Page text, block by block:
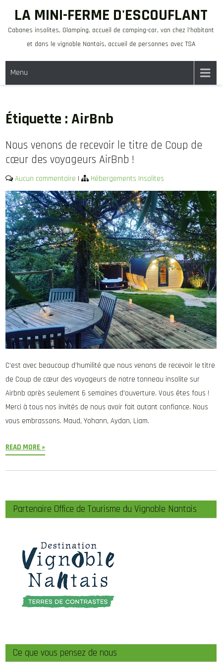
content
LA MINI-FERME D'ESCOUFLANT
Cabanes insolites, Glamping, accueil de camping-car, van chez l'habitant
et dans le vignoble Nantais, accueil de personnes avec TSA
Menu
Étiquette :AirBnb
Nous venons de recevoir le titre de Coup de
cœur des voyageurs AirBnb !
Aucun commentaire | Hébergements Insolites
C’est avec beaucoup d’humilité que nous venons de recevoir le titre
de Coup de cœur des voyageurs de notre tonneau insolite sur
Airbnb après seulement 6 semaines d’ouverture. Vous êtes fous !
Merci à tous nos invités de nous avoir fait autant confiance. Nous
vous embrassons. Maud, Yohann, Aydan, Liam.
READ MORE »
Partenaire Office de Tourisme du Vignoble Nantais
Ce que vous pensez de nous